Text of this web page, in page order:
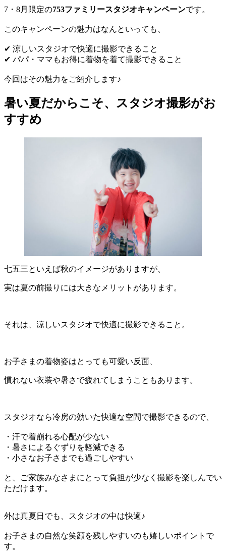
7・8月限定の753ファミリースタジオキャンペーンです。
このキャンペーンの魅力はなんといっても、
✔ 涼しいスタジオで快適に撮影できること
✔ パパ・ママもお得に着物を着て撮影できること
今回はその魅力をご紹介します♪
暑い夏だからこそ、スタジオ撮影がお
すすめ
七五三といえば秋のイメージがありますが、
実は夏の前撮りには大きなメリットがあります。
それは、涼しいスタジオで快適に撮影できること。
お子さまの着物姿はとっても可愛い反面、
慣れない衣装や暑さで疲れてしまうこともあります。
スタジオなら冷房の効いた快適な空間で撮影できるので、
・汗で着崩れる心配が少ない
・暑さによるぐずりを軽減できる
・小さなお子さまでも過ごしやすい
と、ご家族みなさまにとって負担が少なく撮影を楽しんでい
ただけます。
外は真夏日でも、スタジオの中は快適♪
お子さまの自然な笑顔を残しやすいのも嬉しいポイントで
す。